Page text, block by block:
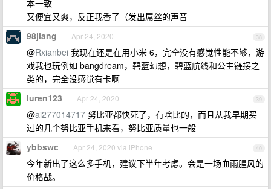
本一致
又便宜又爽，反正我香了（发出屌丝的声音
38
98jiang Apr 24, 2020
@Rxianbei 我现在还是在用小米 6，完全没有感觉性能不够，游
戏我也玩例如 bangdream，碧蓝幻想，碧蓝航线和公主链接之
类的，完全没感觉有卡啊
39
luren123 Apr 24, 2020
@ai277014717 努比亚都快死了，有啥比的，而且从我早期买
过的几个努比亚手机来看，努比亚质量也一般
40
ybbswc Apr 24, 2020 via iPhone
今年新出了这么多手机，建议下半年考虑。会是一场血雨腥风的
价格战。